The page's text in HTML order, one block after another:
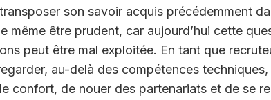
son savoir acquis précédemment
être prudent, car aujourd’hui cette
peut être mal exploitée. En tant que
au-delà des compétences techniques,
confort, de nouer des partenariats et de se